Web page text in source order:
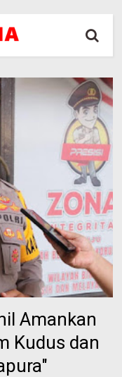
Amankan
Kudus dan